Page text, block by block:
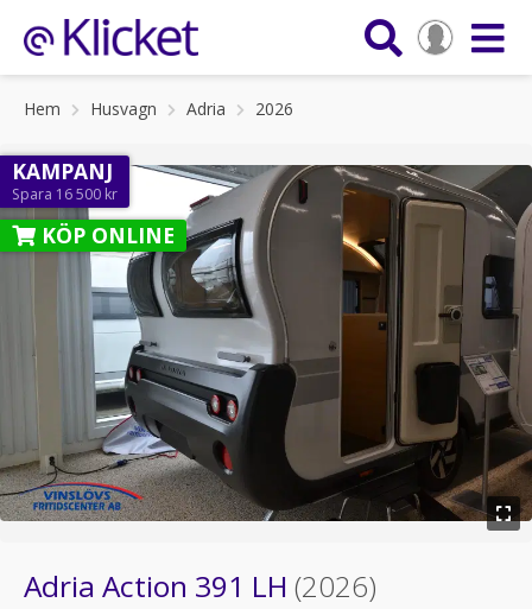
Hem Husvagn Adria 2026
KAMPANJ
Spara 16 500 kr
KÖP ONLINE
Adria Action 391 LH (2026)